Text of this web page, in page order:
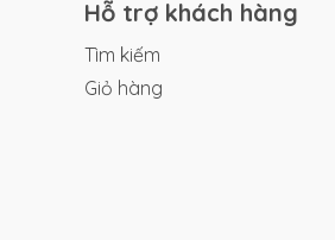
Hỗ trợ khách hàng
Tìm kiếm
Giỏ hàng